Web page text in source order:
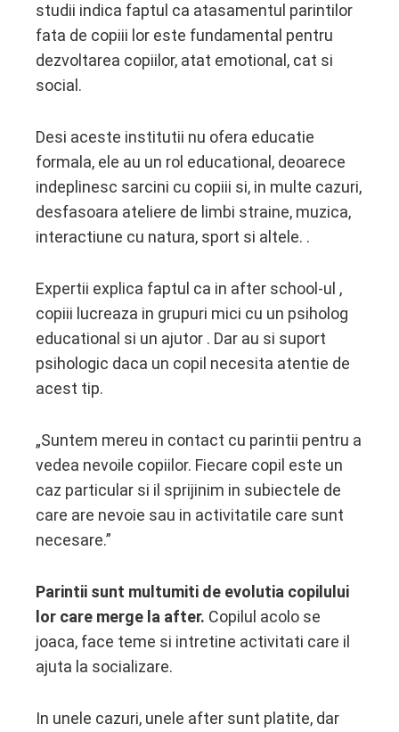
studii indica faptul ca atasamentul parintilor
fata de copiii lor este fundamental pentru
dezvoltarea copiilor, atat emotional, cat si
social.
Desi aceste institutii nu ofera educatie
formala, ele au un rol educational, deoarece
indeplinesc sarcini cu copiii si, in multe cazuri,
desfasoara ateliere de limbi straine, muzica,
interactiune cu natura, sport si altele. .
Expertii explica faptul ca in after school-ul ,
copiii lucreaza in grupuri mici cu un psiholog
educational si un ajutor . Dar au si suport
psihologic daca un copil necesita atentie de
acest tip.
„Suntem mereu in contact cu parintii pentru a
vedea nevoile copiilor. Fiecare copil este un
caz particular si il sprijinim in subiectele de
care are nevoie sau in activitatile care sunt
necesare.”
Parintii sunt multumiti de evolutia copilului
lor care merge la after. Copilul acolo se
joaca, face teme si intretine activitati care il
ajuta la socializare.
In unele cazuri, unele after sunt platite, dar